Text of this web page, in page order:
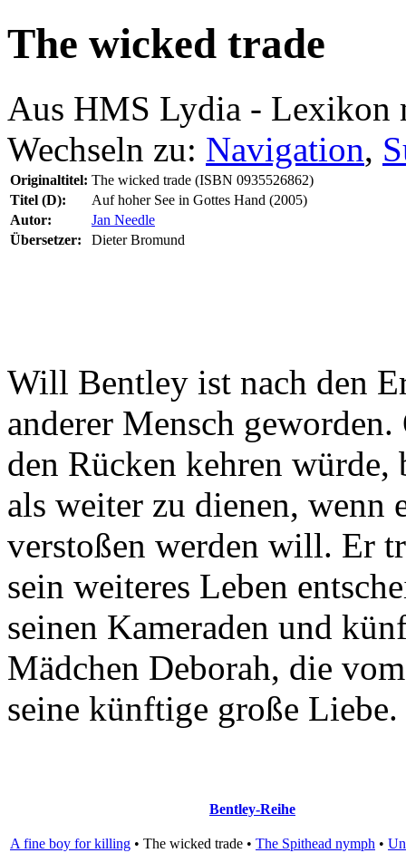
The wicked trade
Aus HMS Lydia - Lexikon
Wechseln zu: Navigation,
Originaltitel: The wicked trade (ISBN 0935526862)
Titel (D):
Auf hoher See in Gottes Hand (2005)
Autor:
Jan Needle
Übersetzer:
Dieter Bromund
Will Bentley ist nach den
anderer Mensch
den Rücken kehren
als weiter zu dienen, wenn
verstoßen werden will. Er
sein weiteres Leben
seinen Kameraden und
Mädchen Deborah, die
seine künftige große Liebe.
Bentley-Reihe
A fine boy for killing • The wicked trade • The Spithead nymph •